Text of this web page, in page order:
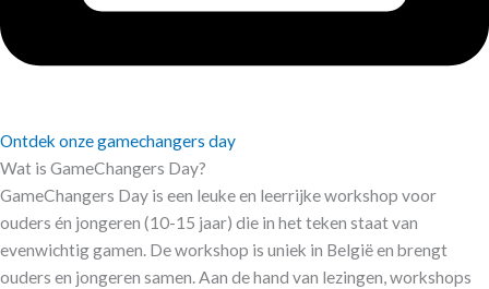
Ontdek onze gamechangers day
Wat is GameChangers Day?​
GameChangers Day is een leuke en leerrijke workshop voor
ouders én jongeren (10-15 jaar) die in het teken staat van
evenwichtig gamen. De workshop is uniek in België en brengt
ouders en jongeren samen. Aan de hand van lezingen, workshops